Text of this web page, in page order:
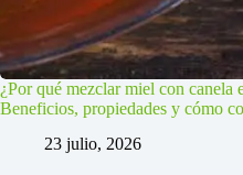
¿Por qué mezclar miel con canela
Beneficios, propiedades y cómo
23 julio, 2026